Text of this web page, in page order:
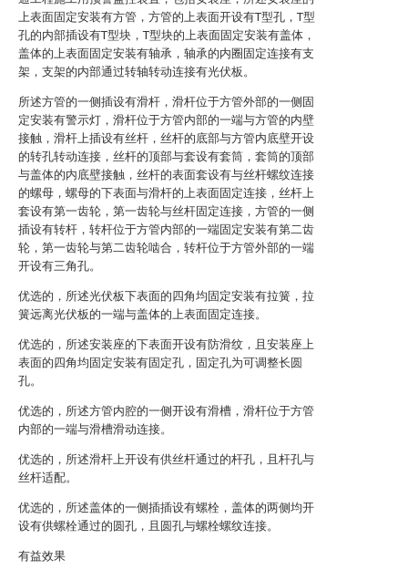
上表面固定安装有方管，方管的上表面开设有T型孔，T型
孔的内部插设有T型块，T型块的上表面固定安装有盖体，
盖体的上表面固定安装有轴承，轴承的内圈固定连接有支
架，支架的内部通过转轴转动连接有光伏板。
所述方管的一侧插设有滑杆，滑杆位于方管外部的一侧固
定安装有警示灯，滑杆位于方管内部的一端与方管的内壁
接触，滑杆上插设有丝杆，丝杆的底部与方管内底壁开设
的转孔转动连接，丝杆的顶部与套设有套筒，套筒的顶部
与盖体的内底壁接触，丝杆的表面套设有与丝杆螺纹连接
的螺母，螺母的下表面与滑杆的上表面固定连接，丝杆上
套设有第一齿轮，第一齿轮与丝杆固定连接，方管的一侧
插设有转杆，转杆位于方管内部的一端固定安装有第二齿
轮，第一齿轮与第二齿轮啮合，转杆位于方管外部的一端
开设有三角孔。
优选的，所述光伏板下表面的四角均固定安装有拉簧，拉
簧远离光伏板的一端与盖体的上表面固定连接。
优选的，所述安装座的下表面开设有防滑纹，且安装座上
表面的四角均固定安装有固定孔，固定孔为可调整长圆
孔。
优选的，所述方管内腔的一侧开设有滑槽，滑杆位于方管
内部的一端与滑槽滑动连接。
优选的，所述滑杆上开设有供丝杆通过的杆孔，且杆孔与
丝杆适配。
优选的，所述盖体的一侧插插设有螺栓，盖体的两侧均开
设有供螺栓通过的圆孔，且圆孔与螺栓螺纹连接。
有益效果